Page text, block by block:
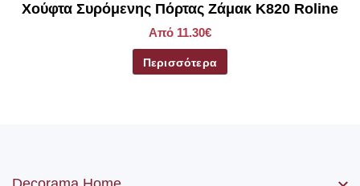
Χούφτα Συρόμενης Πόρτας Ζάμακ Κ820 Roline
Από 11.30€
Περισσότερα